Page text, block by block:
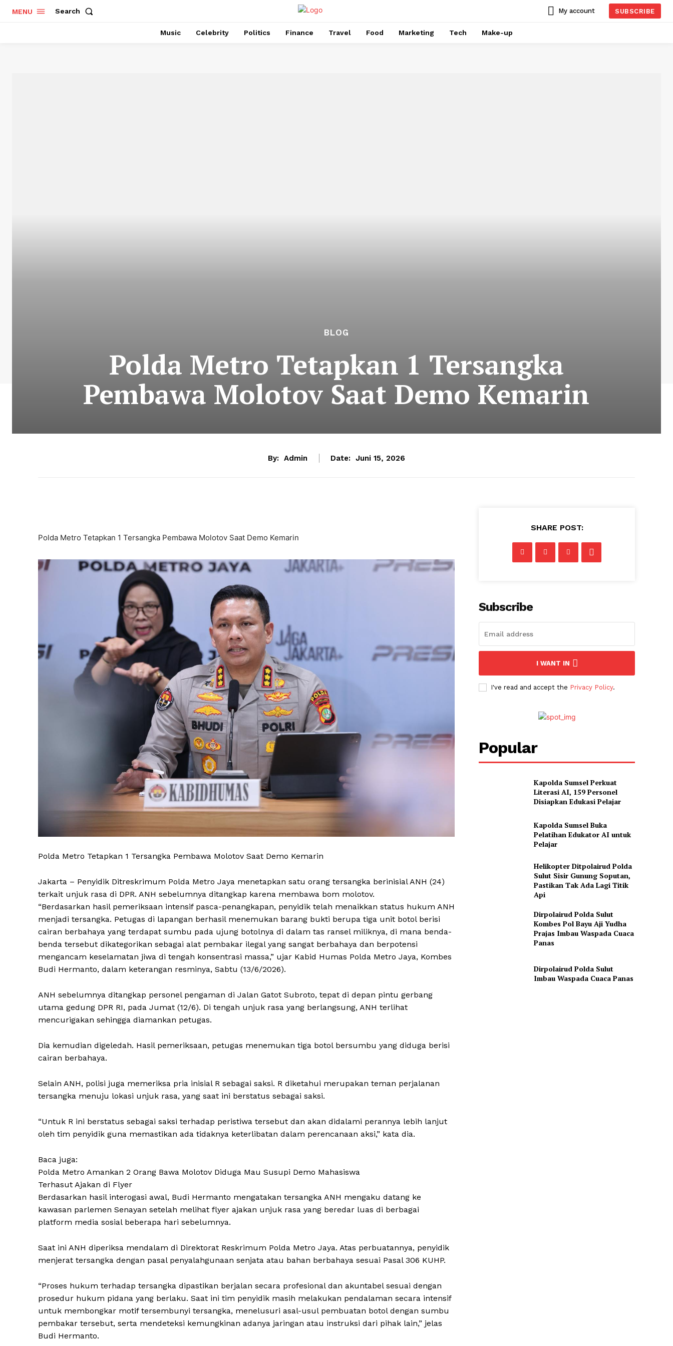
MENU Search My account SUBSCRIBE
Music Celebrity Politics Finance Travel Food Marketing Tech Make-up
BLOG
Polda Metro Tetapkan 1 Tersangka
Pembawa Molotov Saat Demo Kemarin
By: Admin Date: Juni 15, 2026
Polda Metro Tetapkan 1 Tersangka Pembawa Molotov Saat Demo Kemarin
Polda Metro Tetapkan 1 Tersangka Pembawa Molotov Saat Demo Kemarin
Jakarta – Penyidik Ditreskrimum Polda Metro Jaya menetapkan satu orang tersangka berinisial ANH (24)
terkait unjuk rasa di DPR. ANH sebelumnya ditangkap karena membawa bom molotov.
“Berdasarkan hasil pemeriksaan intensif pasca-penangkapan, penyidik telah menaikkan status hukum ANH
menjadi tersangka. Petugas di lapangan berhasil menemukan barang bukti berupa tiga unit botol berisi
cairan berbahaya yang terdapat sumbu pada ujung botolnya di dalam tas ransel miliknya, di mana benda-
benda tersebut dikategorikan sebagai alat pembakar ilegal yang sangat berbahaya dan berpotensi
mengancam keselamatan jiwa di tengah konsentrasi massa,” ujar Kabid Humas Polda Metro Jaya, Kombes
Budi Hermanto, dalam keterangan resminya, Sabtu (13/6/2026).
ANH sebelumnya ditangkap personel pengaman di Jalan Gatot Subroto, tepat di depan pintu gerbang
utama gedung DPR RI, pada Jumat (12/6). Di tengah unjuk rasa yang berlangsung, ANH terlihat
mencurigakan sehingga diamankan petugas.
Dia kemudian digeledah. Hasil pemeriksaan, petugas menemukan tiga botol bersumbu yang diduga berisi
cairan berbahaya.
Selain ANH, polisi juga memeriksa pria inisial R sebagai saksi. R diketahui merupakan teman perjalanan
tersangka menuju lokasi unjuk rasa, yang saat ini berstatus sebagai saksi.
“Untuk R ini berstatus sebagai saksi terhadap peristiwa tersebut dan akan didalami perannya lebih lanjut
oleh tim penyidik guna memastikan ada tidaknya keterlibatan dalam perencanaan aksi,” kata dia.
Baca juga:
Polda Metro Amankan 2 Orang Bawa Molotov Diduga Mau Susupi Demo Mahasiswa
Terhasut Ajakan di Flyer
Berdasarkan hasil interogasi awal, Budi Hermanto mengatakan tersangka ANH mengaku datang ke
kawasan parlemen Senayan setelah melihat flyer ajakan unjuk rasa yang beredar luas di berbagai
platform media sosial beberapa hari sebelumnya.
Saat ini ANH diperiksa mendalam di Direktorat Reskrimum Polda Metro Jaya. Atas perbuatannya, penyidik
menjerat tersangka dengan pasal penyalahgunaan senjata atau bahan berbahaya sesuai Pasal 306 KUHP.
“Proses hukum terhadap tersangka dipastikan berjalan secara profesional dan akuntabel sesuai dengan
prosedur hukum pidana yang berlaku. Saat ini tim penyidik masih melakukan pendalaman secara intensif
untuk membongkar motif tersembunyi tersangka, menelusuri asal-usul pembuatan botol dengan sumbu
pembakar tersebut, serta mendeteksi kemungkinan adanya jaringan atau instruksi dari pihak lain,” jelas
Budi Hermanto.
SHARE POST:
Subscribe
I WANT IN
I've read and accept the Privacy Policy.
Popular
Kapolda Sumsel Perkuat
Literasi AI, 159 Personel
Disiapkan Edukasi Pelajar
Kapolda Sumsel Buka
Pelatihan Edukator AI untuk
Pelajar
Helikopter Ditpolairud Polda
Sulut Sisir Gunung Soputan,
Pastikan Tak Ada Lagi Titik
Api
Dirpolairud Polda Sulut
Kombes Pol Bayu Aji Yudha
Prajas Imbau Waspada Cuaca
Panas
Dirpolairud Polda Sulut
Imbau Waspada Cuaca Panas